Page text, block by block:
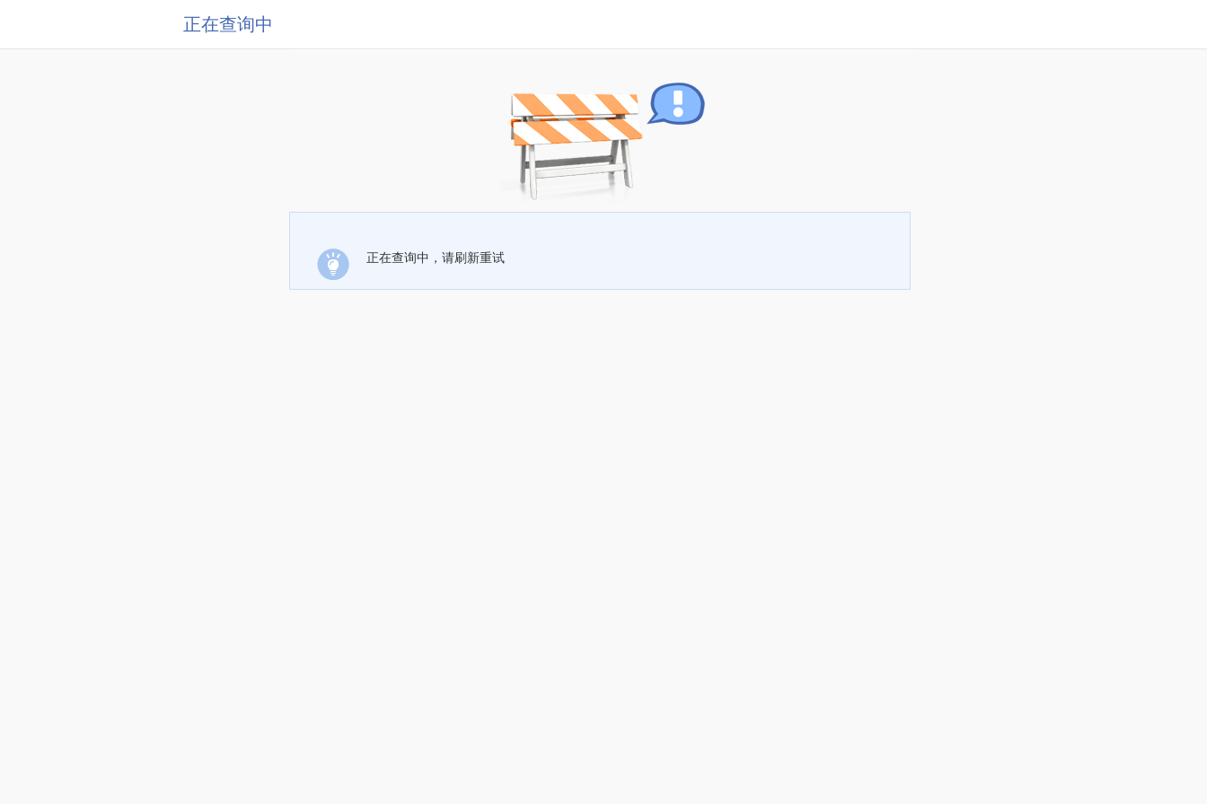
正在查询中
正在查询中，请刷新重试